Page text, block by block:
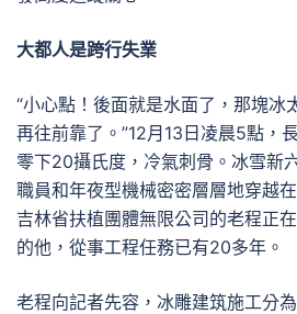
大都人是跨行失業
“小心點！後面就是水面了，那塊冰
再往前靠了。”12月13日凌晨5點，
零下20攝氏度，冷氣刺骨。冰雪新
職員和年夜型機械密密層層地穿越
吉林省扶植團體無限公司的老程正
的他，從事工程任務已有20多年。
老程向記者先容，冰雕建筑施工分